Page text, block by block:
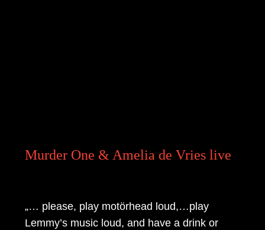
Murder One & Amelia de Vries live
„… please, play motörhead loud,…play
Lemmy’s music loud, and have a drink or